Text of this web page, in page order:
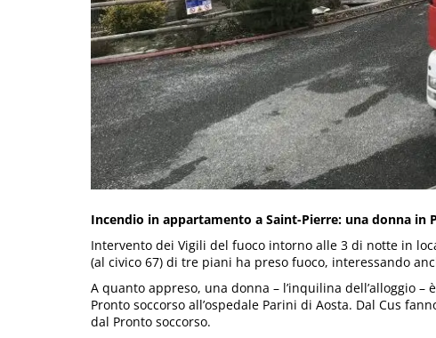
Incendio in appartamento a Saint-Pierre: una donna in
Intervento dei Vigili del fuoco intorno alle 3 di notte in
(al civico 67) di tre piani ha preso fuoco, interessando
A quanto appreso, una donna – l’inquilina dell’alloggio –
Pronto soccorso all’ospedale Parini di Aosta. Dal Cus
dal Pronto soccorso.